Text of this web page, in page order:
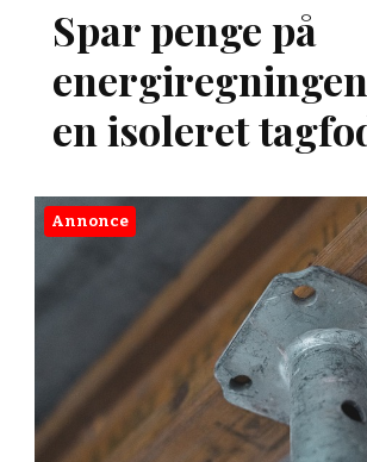
Spar penge på
en isoleret
Annonce